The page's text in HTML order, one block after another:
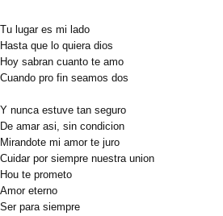
Tu lugar es mi lado
Hasta que lo quiera dios
Hoy sabran cuanto te amo
Cuando pro fin seamos dos
Y nunca estuve tan seguro
De amar asi, sin condicion
Mirandote mi amor te juro
Cuidar por siempre nuestra union
Hou te prometo
Amor eterno
Ser para siempre